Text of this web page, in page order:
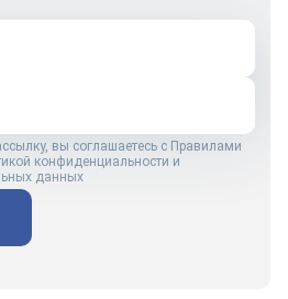
вы соглашаетесь с Правилами
конфиденциальности и
данных